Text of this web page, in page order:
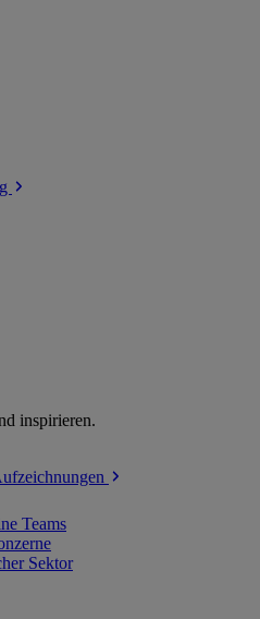
inspirieren.
Teams
Sektor